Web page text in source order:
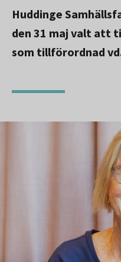
Huddinge
den 31 maj valt att
som tillförordnad